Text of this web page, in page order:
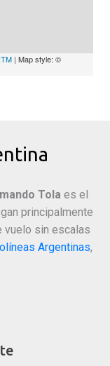
| Map style: ©
Tola es el
principalmente
vuelo sin escalas
Argentinas,